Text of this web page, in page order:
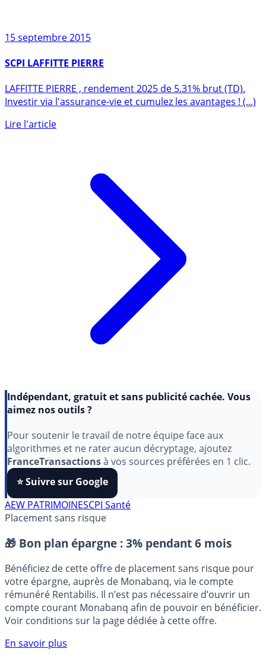
15 septembre 2015
SCPI LAFFITTE PIERRE
Investir via l'assurance-vie et cumulez les avantages ! (...)
aimez nos outils ?
Pour soutenir le travail de notre équipe face aux
algorithmes et ne rater aucun décryptage, ajoutez
FranceTransactionsà vos sources préférées en 1 clic.
⭐️ Suivre sur Google
Placement sans risque
🎁 Bon plan épargne : 3% pendant 6 mois
Bénéficiez de cette offre de placement sans risque pour
votre épargne, auprès de Monabanq, via le compte
rémunéré Rentabilis. Il n’est pas nécessaire d’ouvrir un
Voir conditions sur la page dédiée à cette offre.